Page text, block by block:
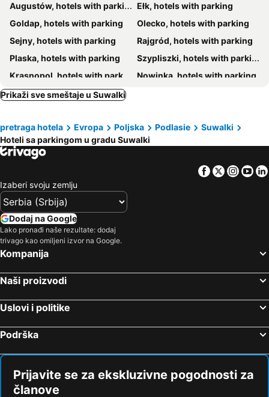
Augustów, hotels with parking
Ełk, hotels with parking
Goldap, hotels with parking
Olecko, hotels with parking
Sejny, hotels with parking
Rajgród, hotels with parking
Plaska, hotels with parking
Szypliszki, hotels with parking
Krasnopol, hotels with parking
Nowinka, hotels with parking
Raczki, hotels with parking
Jeleniewo, hotels with parking
Sztabin, hotels with parking
Giby, hotels with parking
Wiżajny, hotels with parking
Dubeninki, hotels with parking
Veisiejai, hotels with parking
Przerośl, hotels with parking
Filipów, hotels with parking
Punsk, hotels with parking
Prikaži sve smeštaje u Suwalki
pretraga hotela Evropa Poljska Podlasie
Suwalki
Hoteli sa parkingom u gradu Suwalki
Facebook
Twitter
Izaberi svoju zemlju
Dodaj na Google
Lako pronađi naše rezultate: dodaj
trivago kao omiljeni izvor na Google.
Kompanija
Naši proizvodi
Uslovi i politike
Podrška
Prijavite se za ekskluzivne pogodnosti za
članove